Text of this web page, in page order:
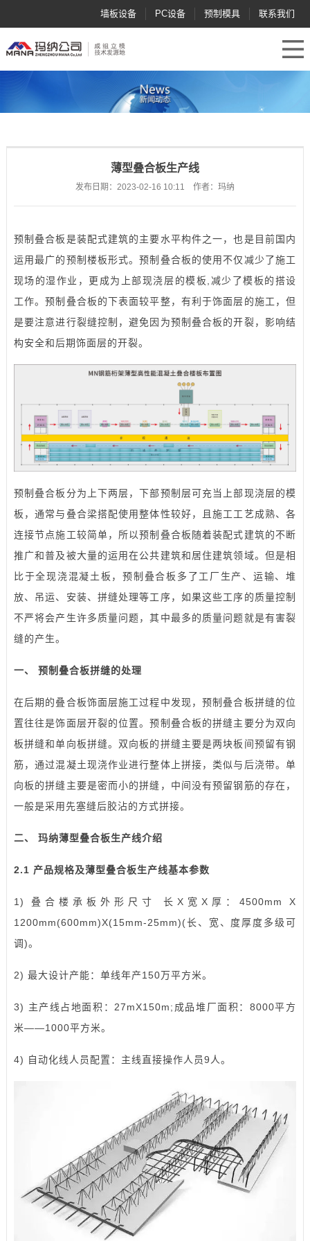
联系我们
预制模具
PC设备
墙板设备
薄型叠合板生产线
发布日期：2023-02-16 10:11 作者：玛纳
预制叠合板是装配式建筑的主要水平构件之一，也是目前国内
运用最广的预制楼板形式。预制叠合板的使用不仅减少了施工
现场的湿作业，更成为上部现浇层的模板,减少了模板的搭设
工作。预制叠合板的下表面较平整，有利于饰面层的施工，但
是要注意进行裂缝控制，避免因为预制叠合板的开裂，影响结
构安全和后期饰面层的开裂。
预制叠合板分为上下两层，下部预制层可充当上部现浇层的模
板，通常与叠合梁搭配使用整体性较好，且施工工艺成熟、各
连接节点施工较简单，所以预制叠合板随着装配式建筑的不断
推广和普及被大量的运用在公共建筑和居住建筑领域。但是相
比于全现浇混凝土板，预制叠合板多了工厂生产、运输、堆
放、吊运、安装、拼缝处理等工序，如果这些工序的质量控制
不严将会产生许多质量问题，其中最多的质量问题就是有害裂
缝的产生。
一、 预制叠合板拼缝的处理
在后期的叠合板饰面层施工过程中发现，预制叠合板拼缝的位
置往往是饰面层开裂的位置。预制叠合板的拼缝主要分为双向
板拼缝和单向板拼缝。双向板的拼缝主要是两块板间预留有钢
筋，通过混凝土现浇作业进行整体上拼接，类似与后浇带。单
向板的拼缝主要是密而小的拼缝，中间没有预留钢筋的存在，
一般是采用先塞缝后胶沾的方式拼接。
二、 玛纳薄型叠合板生产线介绍
2.1 产品规格及薄型叠合板生产线基本参数
1) 叠合楼承板外形尺寸 长X宽X厚：4500mm X
1200mm(600mm)X(15mm-25mm)(长、宽、度厚度多级可
调)。
2) 最大设计产能：单线年产150万平方米。
3) 主产线占地面积：27mX150m;成品堆厂面积：8000平方
米——1000平方米。
4) 自动化线人员配置：主线直接操作人员9人。